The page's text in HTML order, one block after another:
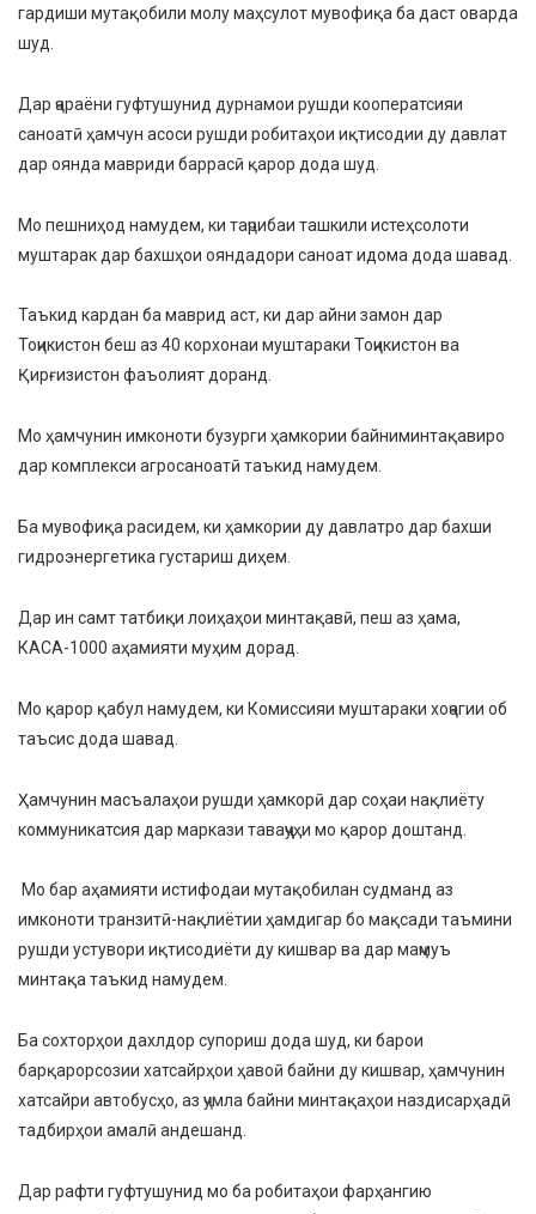
гардиши мутақобили молу маҳсулот мувофиқа ба даст оварда
шуд.
Дар ҷараёни гуфтушунид дурнамои рушди кооператсияи
саноатӣ ҳамчун асоси рушди робитаҳои иқтисодии ду давлат
дар оянда мавриди баррасӣ қарор дода шуд.
Мо пешниҳод намудем, ки таҷрибаи ташкили истеҳсолоти
муштарак дар бахшҳои ояндадори саноат идома дода шавад.
Таъкид кардан ба маврид аст, ки дар айни замон дар
Тоҷикистон беш аз 40 корхонаи муштараки Тоҷикистон ва
Қирғизистон фаъолият доранд.
Мо ҳамчунин имконоти бузурги ҳамкории байниминтақавиро
дар комплекси агросаноатӣ таъкид намудем.
Ба мувофиқа расидем, ки ҳамкории ду давлатро дар бахши
гидроэнергетика густариш диҳем.
Дар ин самт татбиқи лоиҳаҳои минтақавӣ, пеш аз ҳама,
КАСА-1000 аҳамияти муҳим дорад.
Мо қарор қабул намудем, ки Комиссияи муштараки хоҷагии об
таъсис дода шавад.
Ҳамчунин масъалаҳои рушди ҳамкорӣ дар соҳаи нақлиёту
коммуникатсия дар маркази таваҷҷуҳи мо қарор доштанд.
Мо бар аҳамияти истифодаи мутақобилан судманд аз
имконоти транзитӣ-нақлиётии ҳамдигар бо мақсади таъмини
рушди устувори иқтисодиёти ду кишвар ва дар маҷмуъ
минтақа таъкид намудем.
Ба сохторҳои дахлдор супориш дода шуд, ки барои
барқарорсозии хатсайрҳои ҳавоӣ байни ду кишвар, ҳамчунин
хатсайри автобусҳо, аз ҷумла байни минтақаҳои наздисарҳадӣ
тадбирҳои амалӣ андешанд.
Дар рафти гуфтушунид мо ба робитаҳои фарҳангию